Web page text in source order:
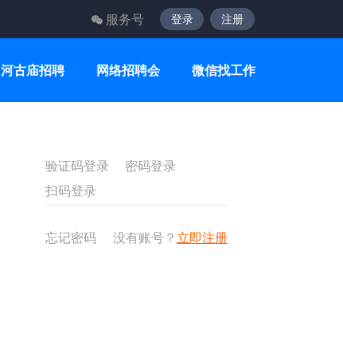
服务号 登录 注册
河古庙招聘 网络招聘会 微信找工作
验证码登录
密码登录
扫码登录
忘记密码 没有账号？ 立即注册